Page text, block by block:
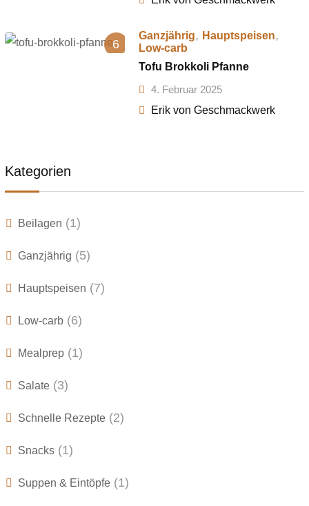
6
Ganzjährig, Hauptspeisen,
Low-carb
Tofu Brokkoli Pfanne
4. Februar 2025
Erik von Geschmackwerk
Kategorien
Beilagen (1)
Ganzjährig (5)
Hauptspeisen (7)
Low-carb (6)
Mealprep (1)
Salate (3)
Schnelle Rezepte (2)
Snacks (1)
Suppen & Eintöpfe (1)